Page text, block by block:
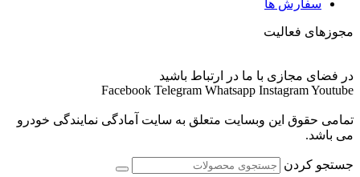
سفارش ها
مجوزهای فعالیت
در فضای مجازی با ما در ارتباط باشید
Facebook Telegram Whatsapp InstagramYoutube
تمامی حقوق این وبسایت متعلق به سایت آمادگی نمایندگی خودرو
می باشد.
جستجو کردن